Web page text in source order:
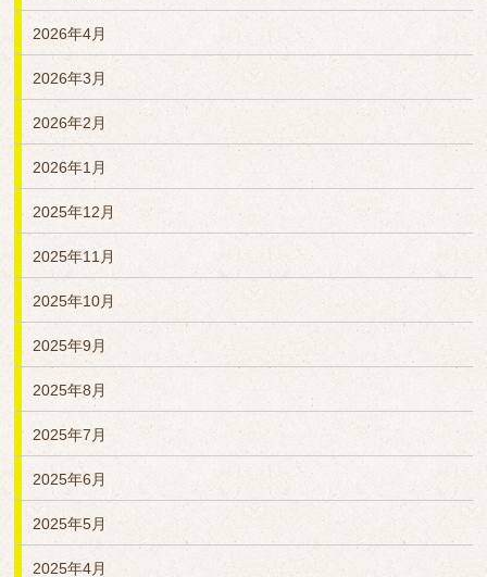
2026年4月
2026年3月
2026年2月
2026年1月
2025年12月
2025年11月
2025年10月
2025年9月
2025年8月
2025年7月
2025年6月
2025年5月
2025年4月